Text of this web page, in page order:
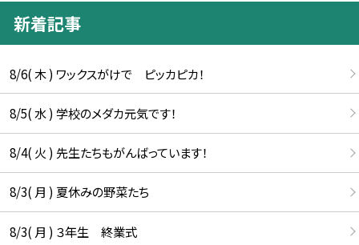
新着記事
8/6( 木 ) ワックスがけで ピッカピカ！
8/5( 水 ) 学校のメダカ元気です！
8/4( 火 ) 先生たちもがんばっています！
8/3( 月 ) 夏休みの野菜たち
8/3( 月 ) ３年生 終業式